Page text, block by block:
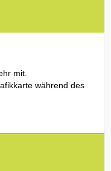
mit.
während des